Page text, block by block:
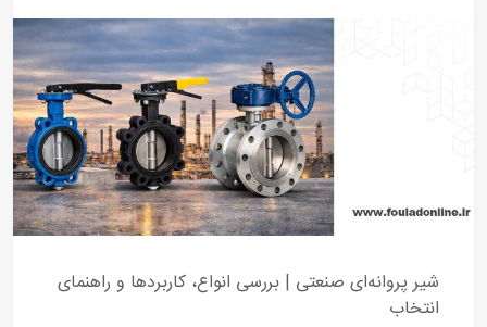
شیر پروانه‌ای صنعتی | بررسی انواع، کاربردها و راهنمای
انتخاب